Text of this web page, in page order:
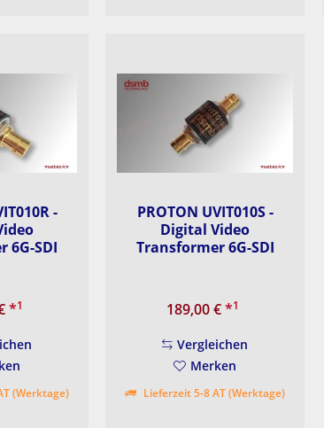
-
6G-SDI
*1
(Werktage)
PROTON UVIT010S -
Digital Video
Transformer 6G-SDI
189,00 €*1
Vergleichen
Merken
Lieferzeit 5-8 AT (Werktage)